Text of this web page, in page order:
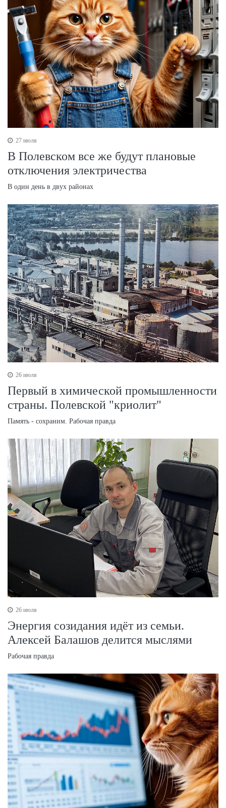
27 июля
В Полевском все же будут плановые
отключения электричества
В один день в двух районах
26 июля
Первый в химической промышленности
страны. Полевской "криолит"
Память - сохраним. Рабочая правда
26 июля
Энергия созидания идёт из семьи.
Алексей Балашов делится мыслями
Рабочая правда